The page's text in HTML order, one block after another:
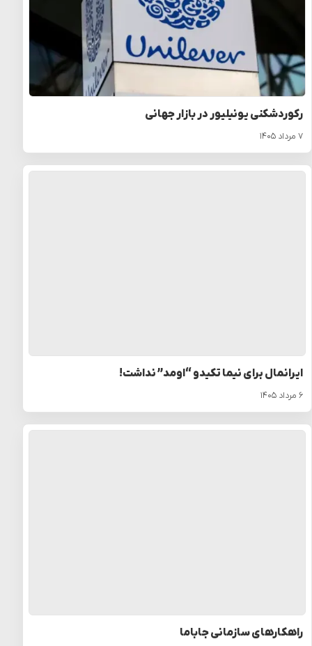
رکوردشکنی یونیلیور در بازار جهانی
۷ مرداد ۱۴۰۵
ایرانمال برای نیما تکیدو “اومد” نداشت!
۶ مرداد ۱۴۰۵
راهکارهای سازمانی جاباما